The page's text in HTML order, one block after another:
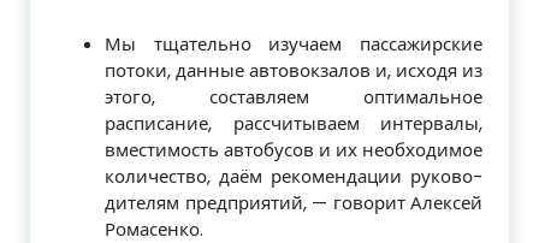
Мы тщательно изучаем пассажир­ские
потоки, данные автовокзалов и, ис­ходя из
этого, составляем оптимальное
расписание, рассчитываем интервалы,
вместимость автобусов и их необходимое
количество, даём рекомендации руково­
дителям предприятий, — говорит Алексей
Ромасенко.